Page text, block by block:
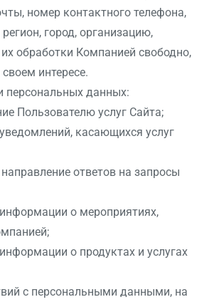
номер контактного телефона,
город, организацию,
обработки Компанией свободно,
интересе.
персональных данных:
Пользователю услуг Сайта;
касающихся услуг
ответов на запросы
о мероприятиях,
о продуктах и услугах
с персональными данными, на